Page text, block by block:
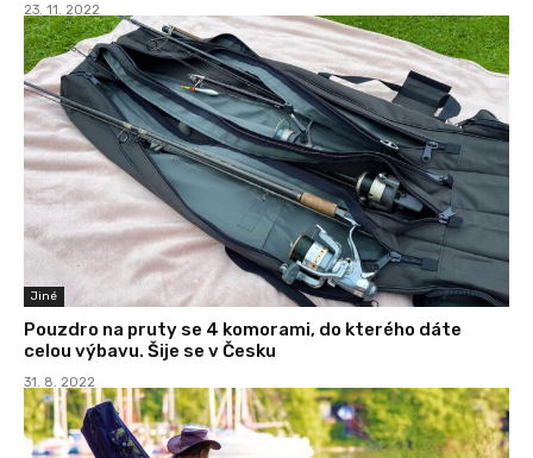
23. 11. 2022
Jiné
Pouzdro na pruty se 4 komorami, do kterého dáte
celou výbavu. Šije se v Česku
31. 8. 2022